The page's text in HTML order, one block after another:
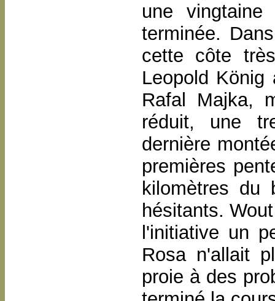
une
terminée.
cette côte
Leopold
Rafal Majka,
réduit, une
dernière
premières
kilomètres du
hésitants.
l'initiative un
Rosa n'allait
proie à des